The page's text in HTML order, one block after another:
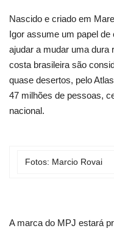
Nascido e criado em
Igor assume um papel
ajudar a mudar uma dura
costa brasileira são
quase desertos, pelo
47 milhões de pessoas,
nacional.
Fotos: Marcio Rovai
A marca do MPJ estará